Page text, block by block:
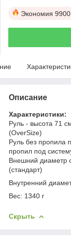
Экономия
Описание
Характеристики:
Руль - высота 71
(OverSize)
Руль без пропила
пропил под
Внешний диаметр
(стандарт)
Внутренний
Вес: 1340 г
Скрыть